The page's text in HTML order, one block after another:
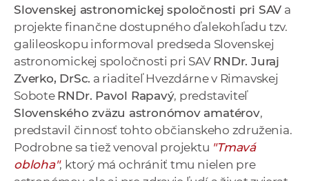
Slovenskej astronomickej spoločnosti pri SAV a
projekte finančne dostupného ďalekohľadu tzv.
galileoskopu informoval predseda Slovenskej
astronomickej spoločnosti pri SAV RNDr. Juraj
Zverko, DrSc. a riaditeľ Hvezdárne v Rimavskej
Sobote RNDr. Pavol Rapavý, predstaviteľ
Slovenského zväzu astronómov amatérov,
predstavil činnosť tohto občianskeho združenia.
Podrobne sa tiež venoval projektu "Tmavá
obloha", ktorý má ochrániť tmu nielen pre